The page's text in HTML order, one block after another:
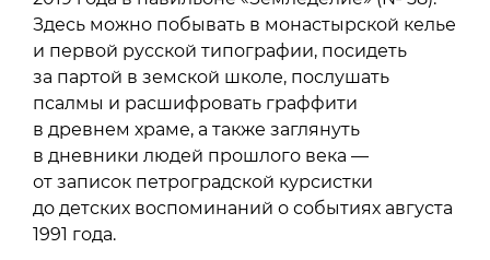
Здесь можно побывать в монастырской келье
и первой русской типографии, посидеть
за партой в земской школе, послушать
псалмы и расшифровать граффити
в древнем храме, а также заглянуть
в дневники людей прошлого века —
от записок петроградской курсистки
до детских воспоминаний о событиях августа
1991 года.